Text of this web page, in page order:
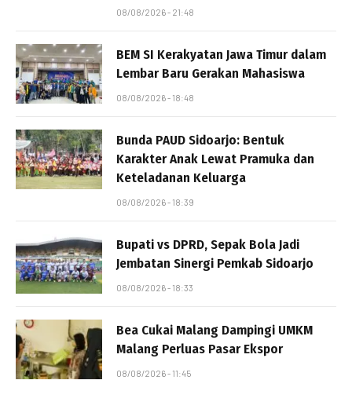
08/08/2026 - 21:48
BEM SI Kerakyatan Jawa Timur dalam
Lembar Baru Gerakan Mahasiswa
08/08/2026 - 18:48
Bunda PAUD Sidoarjo: Bentuk
Karakter Anak Lewat Pramuka dan
Keteladanan Keluarga
08/08/2026 - 18:39
Bupati vs DPRD, Sepak Bola Jadi
Jembatan Sinergi Pemkab Sidoarjo
08/08/2026 - 18:33
Bea Cukai Malang Dampingi UMKM
Malang Perluas Pasar Ekspor
08/08/2026 - 11:45